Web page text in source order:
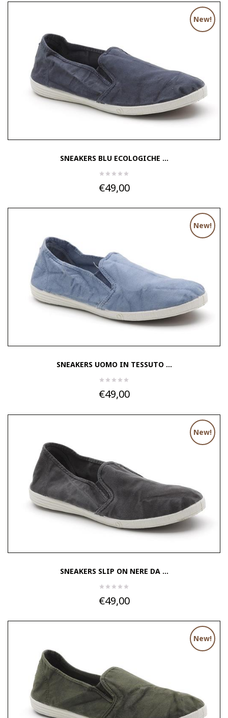
New!
SNEAKERS BLU ECOLOGICHE ...
€49,00
New!
SNEAKERS UOMO IN TESSUTO ...
€49,00
New!
SNEAKERS SLIP ON NERE DA ...
€49,00
New!